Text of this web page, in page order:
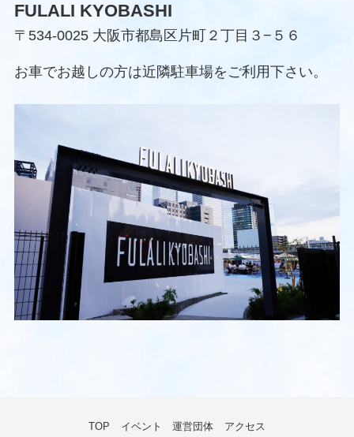
FULALI KYOBASHI
〒534-0025 大阪市都島区片町２丁目３−５６
お車でお越しの方は近隣駐車場をご利用下さい。
TOP イベント 運営団体 アクセス